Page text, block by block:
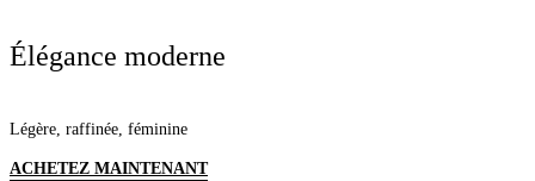
Élégance moderne
Légère, raffinée, féminine
ACHETEZ MAINTENANT